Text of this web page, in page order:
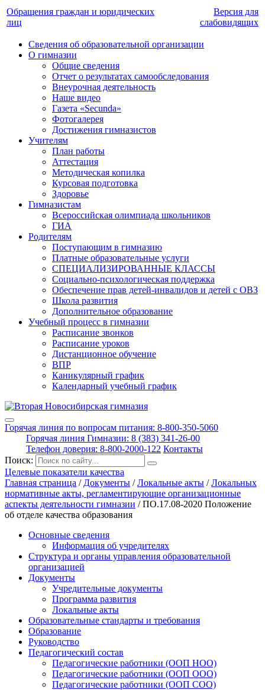
Обращения граждан и юридических
лиц
Версия для
слабовидящих
Сведения об образовательной организации
О гимназии
Общие сведения
Отчет о результатах самообследования
Внеурочная деятельность
Наше видео
Газета «Secunda»
Фотогалерея
Достижения гимназистов
Учителям
План работы
Аттестация
Методическая копилка
Курсовая подготовка
Здоровье
Гимназистам
Всероссийская олимпиада школьников
ГИА
Родителям
Поступающим в гимназию
Платные образовательные услуги
СПЕЦИАЛИЗИРОВАННЫЕ КЛАССЫ
Социально-психологическая поддержка
Обеспечение прав детей-инвалидов и детей с ОВЗ
Школа развития
Дополнительное образование
Учебный процесс в гимназии
Расписание звонков
Расписание уроков
Дистанционное обучение
ВПР
Каникулярный график
Календарный учебный график
Горячая линия по вопросам питания: 8-800-350-5060
Горячая линия Гимназии: 8 (383) 341-26-00
Телефон доверия: 8-800-2000-122 Контакты
Поиск:
Целевые показатели качества
Главная страница / Документы /Локальные акты /Локальных
нормативные акты, регламентирующие организационные
аспекты деятельности гимназии /ПО.17.08-2020 По­ложе­ние
об от­де­ле ка­чест­ва об­ра­зова­ния
Основные сведения
Информация об учредителях
Структура и органы управления образовательной
организацией
Документы
Учредительные документы
Программа развития
Локальные акты
Образовательные стандарты и требования
Образование
Руководство
Педагогический состав
Педагогические работники (ООП НОО)
Педагогические работники (ООП ООО)
Педагогические работники (ООП СОО)